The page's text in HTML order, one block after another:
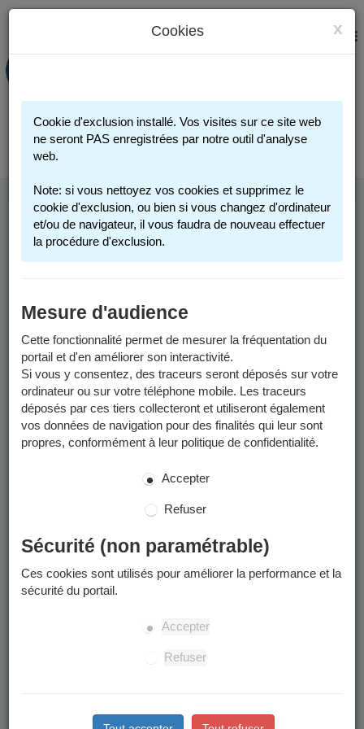
PORTAIL FAMILLE
Connexion
MENU
INSCRIPTION
SCOLAIRE
Vous trouverez ci-dessous des informations générales pour
inscrire votre enfant dans une école publique de Grenoble.
Pour des informations spécifiques aux années scolaires
reportez-vous aux pages concernées :
année scolaire 2025-2026
année scolaire 2026-2027
Merci d'en prendre connaissance avant de commencer toute
Périmètre scolaire
Votre enfant sera inscrit dans l'école du périmètre scolaire
rattaché à votre domicile.
à quelle école est rattachée mon adresse ?
régulièrement et peuvent changer les adresses affectées à une
Les étapes
x
Cookies
Cookie d'exclusion installé. Vos visites sur ce site web
ne seront PAS enregistrées par notre outil d'analyse
web.
Note: si vous nettoyez vos cookies et supprimez le
cookie d'exclusion, ou bien si vous changez d'ordinateur
et/ou de navigateur, il vous faudra de nouveau effectuer
la procédure d'exclusion.
Mesure d'audience
Cette fonctionnalité permet de mesurer la fréquentation du
portail et d'en améliorer son interactivité.
Si vous y consentez, des traceurs seront déposés sur votre
ordinateur ou sur votre téléphone mobile. Les traceurs
déposés par ces tiers collecteront et utiliseront également
vos données de navigation pour des finalités qui leur sont
propres, conformément à leur politique de confidentialité.
Accepter
Refuser
Sécurité (non paramétrable)
Ces cookies sont utilisés pour améliorer la performance et la
sécurité du portail.
Accepter
Refuser